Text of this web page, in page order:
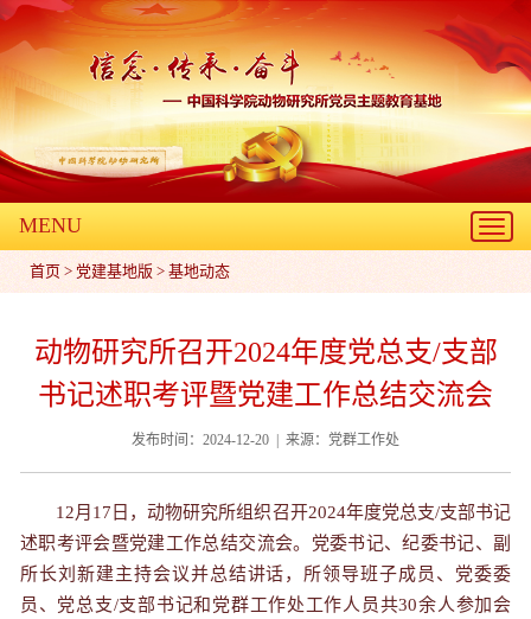
MENU
首页 > 党建基地版 > 基地动态
动物研究所召开2024年度党总支/支部
书记述职考评暨党建工作总结交流会
发布时间：2024-12-20 | 来源：党群工作处
12月17日，动物研究所组织召开2024年度党总支/支部书记
述职考评会暨党建工作总结交流会。党委书记、纪委书记、副
所长刘新建主持会议并总结讲话，所领导班子成员、党委委
员、党总支/支部书记和党群工作处工作人员共30余人参加会